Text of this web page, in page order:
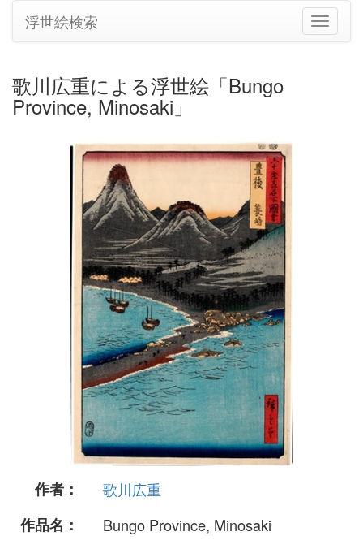
ナ
ビ
浮世絵検索
歌川広重による浮世絵「Bungo
Province, Minosaki」
作者：
歌川広重
作品名：
Bungo Province, Minosaki